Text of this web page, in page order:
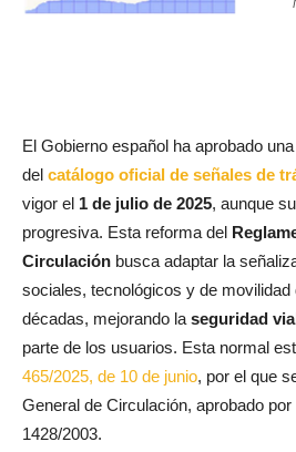
El Gobierno español ha aprobado
del catálogo oficial de señales de
vigor el 1 de julio de 2025, aunque
progresiva. Esta reforma del
Circulación busca adaptar la
sociales, tecnológicos y de movilidad
décadas, mejorando la seguridad
parte de los usuarios. Esta normal
465/2025, de 10 de junio, por el que
General de Circulación, aprobado
1428/2003.